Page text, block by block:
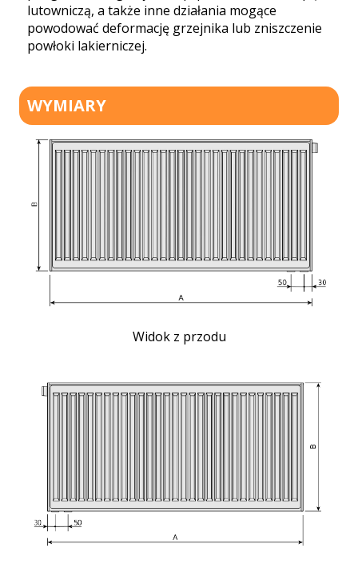
lutowniczą, a także inne działania mogące
powodować deformację grzejnika lub zniszczenie
powłoki lakierniczej.
WYMIARY
Widok z przodu